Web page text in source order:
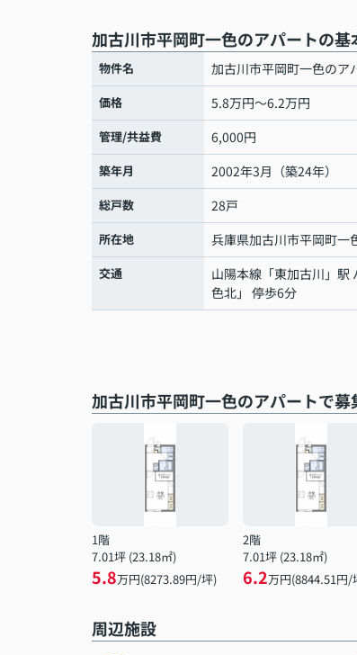
加古川市平岡町一色のアパートの基
物件名 加古川市平岡町一色のア
価格 5.8万円～6.2万円
管理/共益費 6,000円
築年月 2002年3月（築24年）
総戸数 28戸
所在地 兵庫県加古川市平岡町一
交通 山陽本線 「東加古川 」駅
色北」 停歩6分
加古川市平岡町一色のアパートで募
1階
7.01坪 (23.18㎡)
5.8万円(8273.89円/坪)
2階
7.01坪 (23.18㎡)
6.2万円(8844.51円/
周辺施設